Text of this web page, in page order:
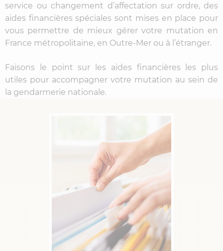
service ou changement d’affectation sur ordre, des
aides financières spéciales sont mises en place pour
vous permettre de mieux gérer votre mutation en
France métropolitaine, en Outre-Mer ou à l’étranger.
Faisons le point sur les aides financières les plus
utiles pour accompagner votre mutation au sein de
la gendarmerie nationale.